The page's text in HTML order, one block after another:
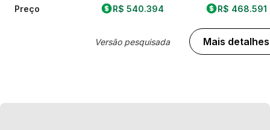
Preço R$ 540.394
Versão pesquisada
R$ 468.591
Mais detalhes